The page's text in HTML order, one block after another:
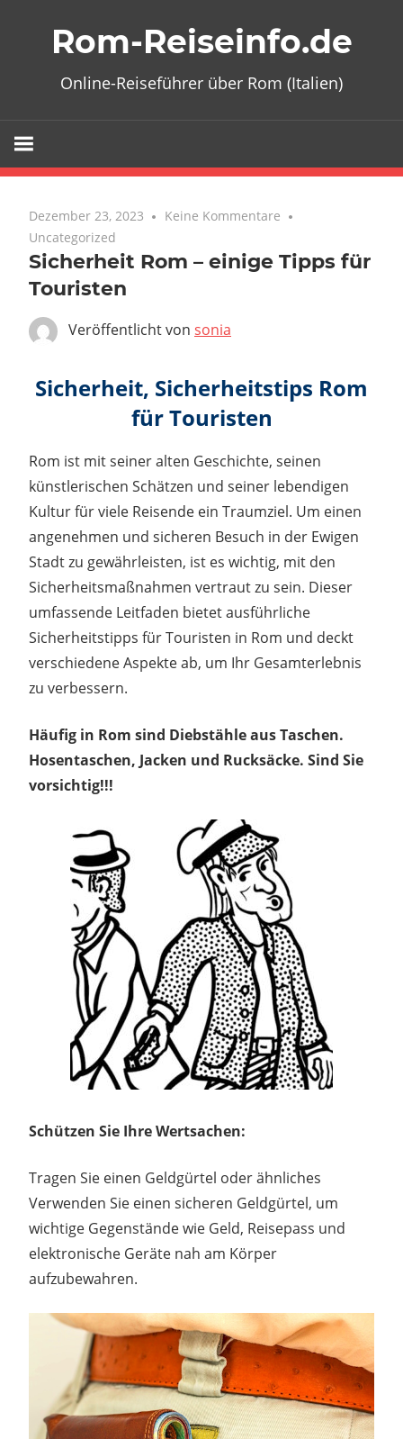
Rom-Reiseinfo.de
Online-Reiseführer über Rom (Italien)
Dezember 23, 2023
Keine Kommentare
Uncategorized
Sicherheit Rom – einige Tipps für
Touristen
Veröffentlicht von sonia
Sicherheit, Sicherheitstips Rom
für Touristen
Rom ist mit seiner alten Geschichte, seinen
künstlerischen Schätzen und seiner lebendigen
Kultur für viele Reisende ein Traumziel. Um einen
angenehmen und sicheren Besuch in der Ewigen
Stadt zu gewährleisten, ist es wichtig, mit den
Sicherheitsmaßnahmen vertraut zu sein. Dieser
umfassende Leitfaden bietet ausführliche
Sicherheitstipps für Touristen in Rom und deckt
verschiedene Aspekte ab, um Ihr Gesamterlebnis
zu verbessern.
Häufig in Rom sind Diebstähle aus Taschen.
Hosentaschen, Jacken und Rucksäcke. Sind Sie
vorsichtig!!!
Schützen Sie Ihre Wertsachen:
Tragen Sie einen Geldgürtel oder ähnliches
Verwenden Sie einen sicheren Geldgürtel, um
wichtige Gegenstände wie Geld, Reisepass und
elektronische Geräte nah am Körper
aufzubewahren.